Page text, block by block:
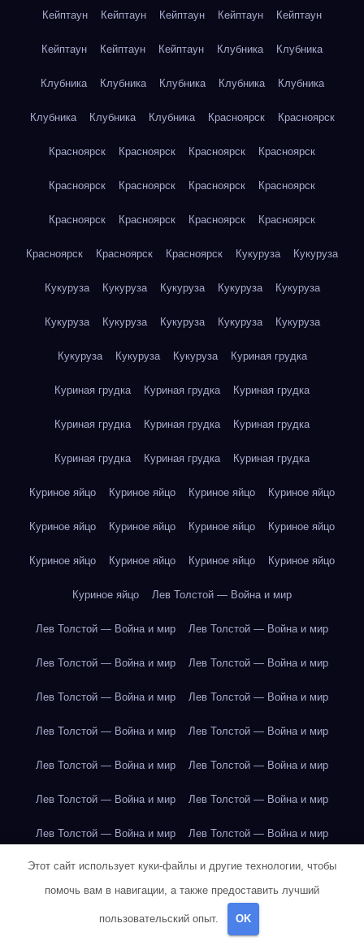
Кейптаун Кейптаун Кейптаун Кейптаун Кейптаун
Кейптаун Кейптаун Кейптаун Клубника Клубника
Клубника Клубника Клубника Клубника Клубника
Клубника Клубника Клубника Красноярск Красноярск
Красноярск Красноярск Красноярск Красноярск
Красноярск Красноярск Красноярск Красноярск
Красноярск Красноярск Красноярск Красноярск
Красноярск Красноярск Красноярск Кукуруза Кукуруза
Кукуруза Кукуруза Кукуруза Кукуруза Кукуруза
Кукуруза Кукуруза Кукуруза Кукуруза Кукуруза
Кукуруза Кукуруза Кукуруза Куриная грудка
Куриная грудка Куриная грудка Куриная грудка
Куриная грудка Куриная грудка Куриная грудка
Куриная грудка Куриная грудка Куриная грудка
Куриное яйцо Куриное яйцо Куриное яйцо Куриное яйцо
Куриное яйцо Куриное яйцо Куриное яйцо Куриное яйцо
Куриное яйцо Куриное яйцо Куриное яйцо Куриное яйцо
Куриное яйцо Лев Толстой — Война и мир
Лев Толстой — Война и мир Лев Толстой — Война и мир
Лев Толстой — Война и мир Лев Толстой — Война и мир
Лев Толстой — Война и мир Лев Толстой — Война и мир
Лев Толстой — Война и мир Лев Толстой — Война и мир
Лев Толстой — Война и мир Лев Толстой — Война и мир
Лев Толстой — Война и мир Лев Толстой — Война и мир
Лев Толстой — Война и мир Лев Толстой — Война и мир
Лондон Лондон Лондон Лондон Лондон Лондон
Лондон
Лондон Лос-Анджелес
Этот сайт использует куки-файлы и другие технологии, чтобы
помочь вам в навигации, а также предоставить лучший
пользовательский опыт. OK